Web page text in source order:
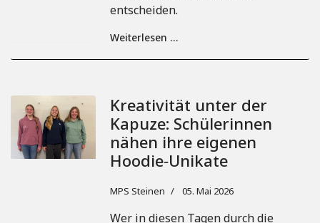
entscheiden.
Weiterlesen …
Kreativität unter der
Kapuze: Schülerinnen
nähen ihre eigenen
Hoodie‑Unikate
MPS Steinen 05. Mai 2026
Wer in diesen Tagen durch die